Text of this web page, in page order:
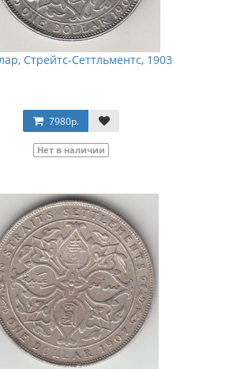
Стрейтс-Сеттльментс, 1903
7980р.
Нет в наличии